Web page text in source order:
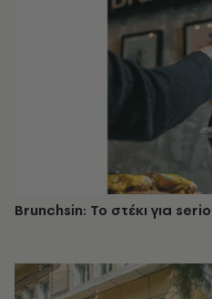
Brunchsin: Το στέκι για